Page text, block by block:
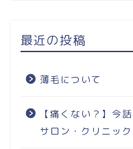
最近の投稿
薄毛について
【痛くない？】今
サロン・クリニッ